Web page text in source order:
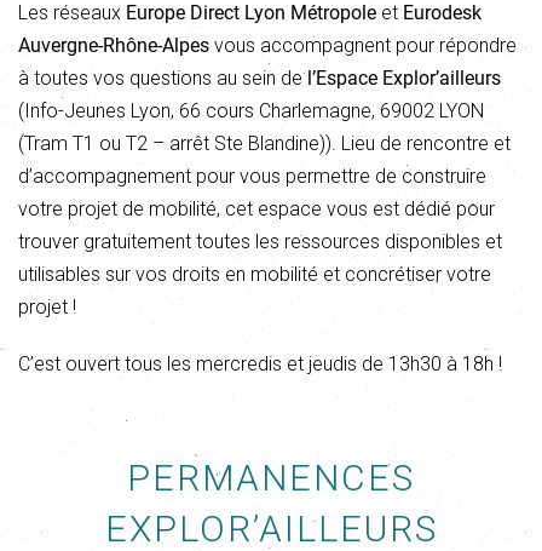
Les réseaux Europe Direct Lyon Métropole et Eurodesk
Auvergne-Rhône-Alpes vous accompagnent pour répondre
à toutes vos questions au sein del’Espace Explor’ailleurs
(Info-Jeunes Lyon, 66 cours Charlemagne, 69002 LYON
(Tram T1 ou T2 – arrêt Ste Blandine)). Lieu de rencontre et
d’accompagnement pour vous permettre de construire
votre projet de mobilité, cet espace vous est dédié pour
trouver gratuitement toutes les ressources disponibles et
utilisables sur vos droits en mobilité et concrétiser votre
projet !
C’est ouvert tous les mercredis et jeudis de 13h30 à 18h !
PERMANENCES
EXPLOR’AILLEURS